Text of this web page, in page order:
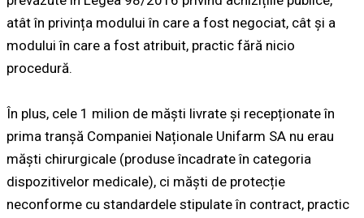
atât în privința modului în care a fost negociat, cât și a
modului în care a fost atribuit, practic fără nicio
procedură.
În plus, cele 1 milion de măști livrate și recepționate în
prima tranșă Companiei Naționale Unifarm SA nu erau
măști chirurgicale (produse încadrate în categoria
dispozitivelor medicale), ci măști de protecție
neconforme cu standardele stipulate în contract, practic